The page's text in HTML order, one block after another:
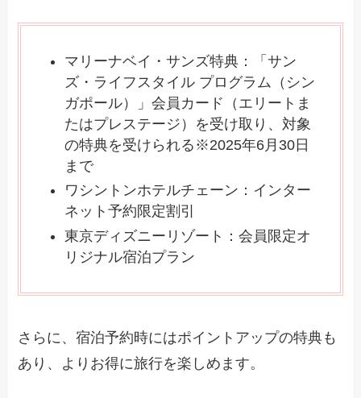
マリーナベイ・サンズ特典：「サン
ズ・ライフスタイル プログラム（シン
ガポール）」会員カード（エリートま
たはプレステージ）を受け取り、対象
の特典を受けられる※2025年6月30日
まで
ワシントンホテルチェーン：インター
ネット予約限定割引
東京ディズニーリゾート：会員限定オ
リジナル宿泊プラン
さらに、宿泊予約時にはポイントアップの特典も
あり、よりお得に旅行を楽しめます。